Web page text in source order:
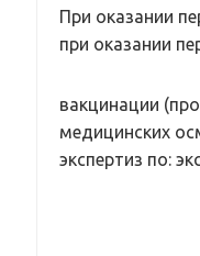
При оказании
при оказании
вакцинации
медицинских
экспертиз по: